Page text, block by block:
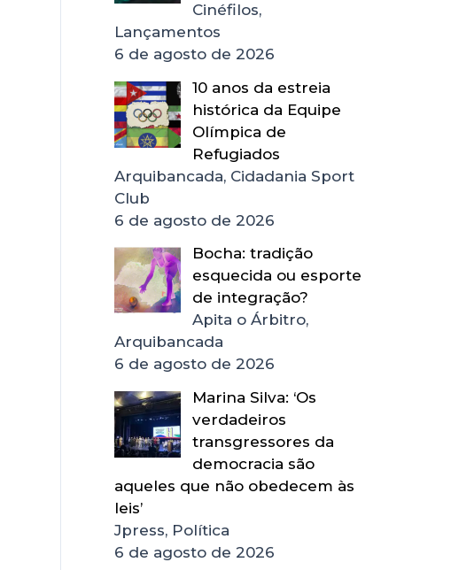
Cinéfilos,
Lançamentos
6 de agosto de 2026
10 anos da estreia
histórica da Equipe
Olímpica de
Refugiados
Arquibancada, Cidadania Sport
Club
6 de agosto de 2026
Bocha: tradição
esquecida ou esporte
de integração?
Apita o Árbitro,
Arquibancada
6 de agosto de 2026
Marina Silva: ‘Os
verdadeiros
transgressores da
democracia são
aqueles que não obedecem às
leis’
Jpress, Política
6 de agosto de 2026